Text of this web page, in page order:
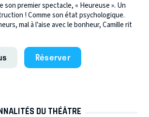
son premier spectacle, « Heureuse ». Un
! Comme son état psychologique.
mal à l’aise avec le bonheur, Camille rit
Réserver
DU THÉÂTRE